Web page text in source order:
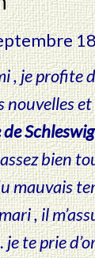
, je profite
nouvelles
bien
mauvais
, il
te prie